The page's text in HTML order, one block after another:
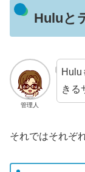
Huluと
管理人
Hulu
きる
それではそれぞ